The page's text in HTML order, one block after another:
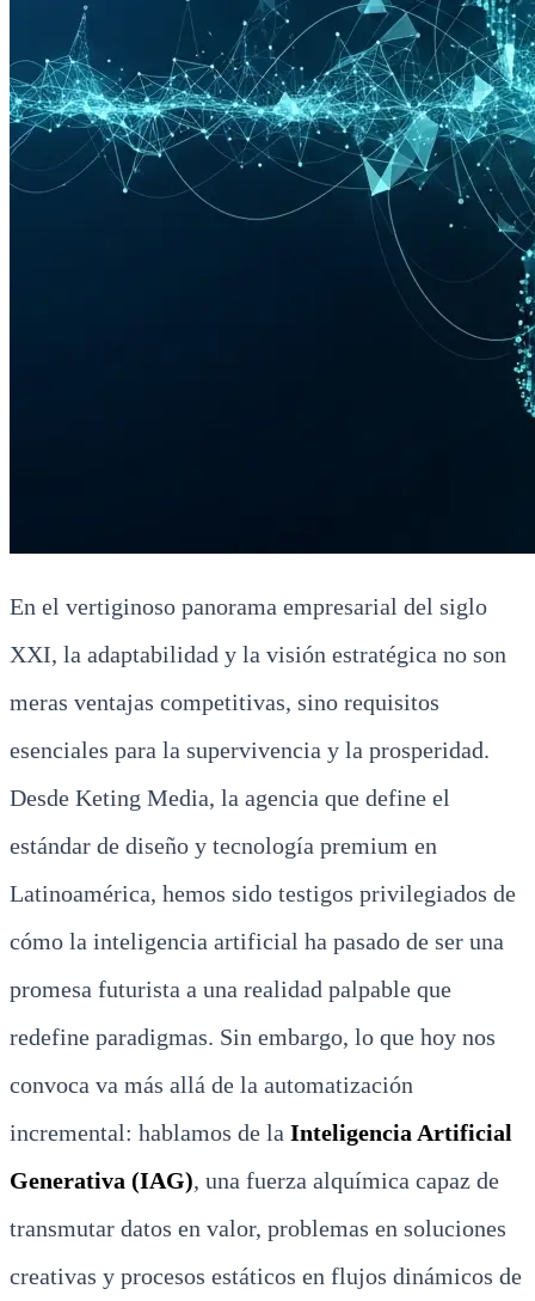
En el vertiginoso panorama empresarial del siglo
XXI, la adaptabilidad y la visión estratégica no son
meras ventajas competitivas, sino requisitos
esenciales para la supervivencia y la prosperidad.
Desde Keting Media, la agencia que define el
estándar de diseño y tecnología premium en
Latinoamérica, hemos sido testigos privilegiados de
cómo la inteligencia artificial ha pasado de ser una
promesa futurista a una realidad palpable que
redefine paradigmas. Sin embargo, lo que hoy nos
convoca va más allá de la automatización
incremental: hablamos de la Inteligencia Artificial
Generativa (IAG), una fuerza alquímica capaz de
transmutar datos en valor, problemas en soluciones
creativas y procesos estáticos en flujos dinámicos de